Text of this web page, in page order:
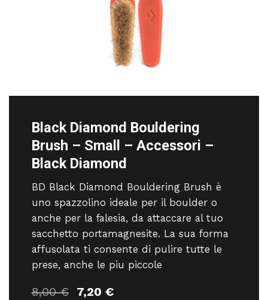
Black Diamond Bouldering
Brush – Small – Accessori –
Black Diamond
BD Black Diamond Bouldering Brush è
uno spazzolino ideale per il boulder o
anche per la falesia, da attaccare al tuo
sacchetto portamagnesite. La sua forma
affusolata ti consente di pulire tutte le
prese, anche le piu piccole
8,00€ Il
7,20 €Il